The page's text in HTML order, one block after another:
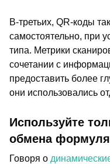
В-третьих, QR-коды
самостоятельно, при
типа. Метрики
сочетании с
предоставить более
они использовались
Используйте
обмена
Говоря о